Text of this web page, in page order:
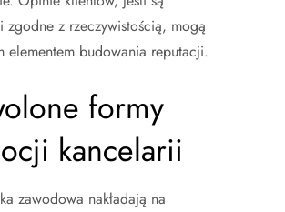
zgodne z rzeczywistością, mogą
elementem budowania reputacji.
formy
kancelarii
zawodowa nakładają na